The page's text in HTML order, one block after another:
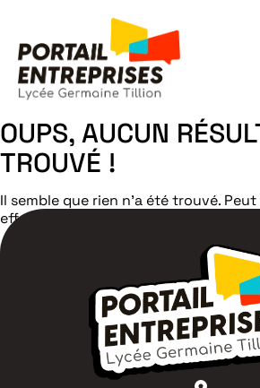
OUPS, AUCUN
TROUVÉ !
Il semble que rien n'a été trouvé.
effectuer une nouvelle recherche ?